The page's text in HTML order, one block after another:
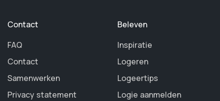
Contact
FAQ
Contact
Samenwerken
Privacy statement
Beleven
Inspiratie
Logeren
Logeertips
Logie aanmelden